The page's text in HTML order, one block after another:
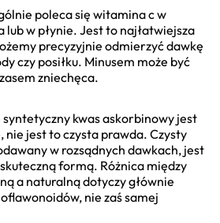
poleca się witamina c w
w płynie. Jest to najłatwiejsza
precyzyjnie odmierzyć dawkę
czy posiłku. Minusem może być
zniechęca.
syntetyczny kwas askorbinowy jest
nie jest to czysta prawda. Czysty
w rozsądnych dawkach, jest
formą. Różnica między
a naturalną dotyczy głównie
nie zaś samej